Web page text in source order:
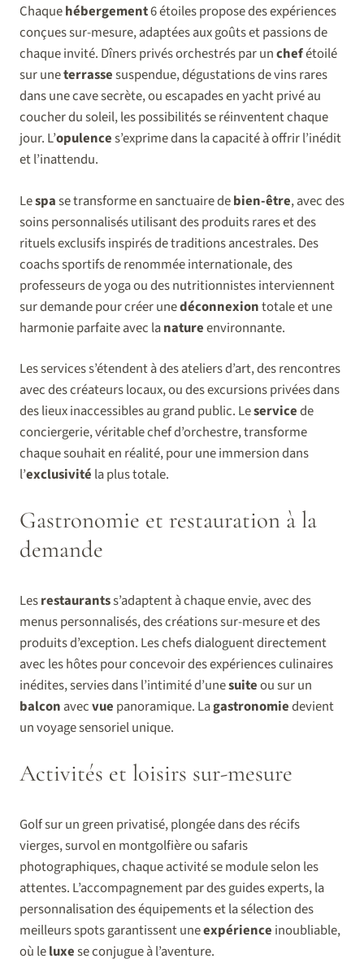
Chaquehébergement6 étoiles propose des expériences
conçues sur-mesure, adaptées aux goûts et passions de
chaque invité. Dîners privés orchestrés par unchefétoilé
sur uneterrassesuspendue, dégustations de vins rares
dans une cave secrète, ou escapades en yacht privé au
coucher du soleil, les possibilités se réinventent chaque
jour. L’opulences’exprime dans la capacité à offrir l’inédit
et l’inattendu.
Lespase transforme en sanctuaire debien-être, avec des
soins personnalisés utilisant des produits rares et des
rituels exclusifs inspirés de traditions ancestrales. Des
coachs sportifs de renommée internationale, des
professeurs de yoga ou des nutritionnistes interviennent
sur demande pour créer unedéconnexiontotale et une
harmonie parfaite avec lanatureenvironnante.
Les services s’étendent à des ateliers d’art, des rencontres
avec des créateurs locaux, ou des excursions privées dans
des lieux inaccessibles au grand public. Leservicede
conciergerie, véritable chef d’orchestre, transforme
chaque souhait en réalité, pour une immersion dans
l’exclusivité la plus totale.
Gastronomie et restauration à la
demande
Lesrestaurantss’adaptent à chaque envie, avec des
menus personnalisés, des créations sur-mesure et des
produits d’exception. Les chefs dialoguent directement
avec les hôtes pour concevoir des expériences culinaires
inédites, servies dans l’intimité d’unesuiteou sur un
balcon avecvue panoramique. Lagastronomiedevient
un voyage sensoriel unique.
Activités et loisirs sur-mesure
Golf sur un green privatisé, plongée dans des récifs
vierges, survol en montgolfière ou safaris
photographiques, chaque activité se module selon les
attentes. L’accompagnement par des guides experts, la
personnalisation des équipements et la sélection des
meilleurs spots garantissent uneexpérience inoubliable,
où leluxese conjugue à l’aventure.